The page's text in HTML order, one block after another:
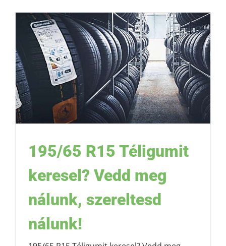
195/65 R15 Téligumit
keresel? Vedd meg
nálunk, szereltesd
nálunk!